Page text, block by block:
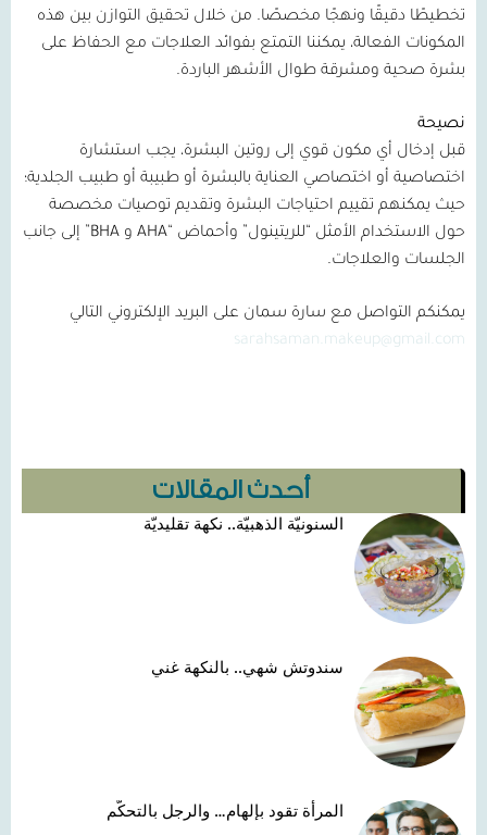
أحدث المقالات
السنونيّة الذهبيّة.. نكهة تقليديّة
سندوتش شهي.. بالنكهة غني
المرأة تقود بإلهام… والرجل بالتحكّم
تخطيطًا دقيقًا ونهجًا مخصصًا. من خلال تحقيق التوازن بين هذه
المكونات الفعالة، يمكننا التمتع بفوائد العلاجات مع الحفاظ على
بشرة صحية ومشرقة طوال الأشهر الباردة.
نصيحة
قبل إدخال أي مكون قوي إلى روتين البشرة، يجب استشارة
اختصاصية أو اختصاصي العناية بالبشرة أو طبيبة أو طبيب الجلدية؛
حيث يمكنهم تقييم احتياجات البشرة وتقديم توصيات مخصصة
حول الاستخدام الأمثل “للريتينول” وأحماض “ AHA و BHA
” إلى جانب
الجلسات والعلاجات.
يمكنكم التواصل مع سارة سمان على البريد الإلكتروني التالي
sarahsaman.makeup@gmail.com